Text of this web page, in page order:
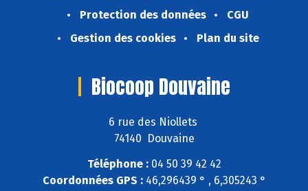
Protection des données
CGU
Gestion des cookies
Plan du site
Biocoop Douvaine
6 rue des Niollets
74140 Douvaine
Téléphone :04 50 39 42 42
Coordonnées GPS :46,296439 ° , 6,305243 °